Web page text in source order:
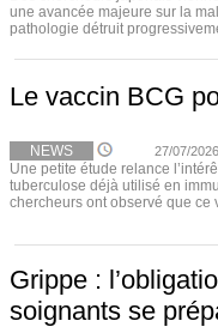
une avancée majeure sur la
pathologie détruit
Le vaccin BCG
NEWS 27/07/2026
Une petite étude relance
tuberculose déjà utilisé en
chercheurs ont observé que ce
Grippe :
soignants se